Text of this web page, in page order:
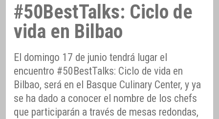
#50BestTalks: Ciclo de
vida en Bilbao
El domingo 17 de junio tendrá lugar el
encuentro #50BestTalks: Ciclo de vida en
Bilbao, será en el Basque Culinary Center, y ya
se ha dado a conocer el nombre de los chefs
que participarán a través de mesas redondas,